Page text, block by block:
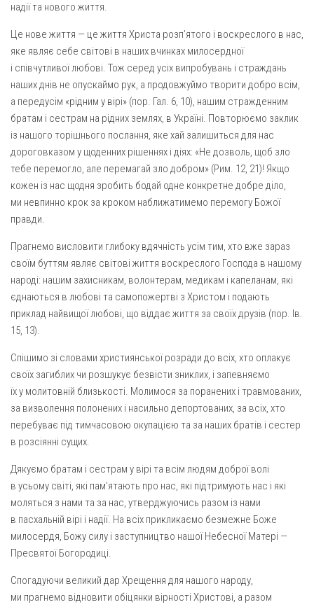
надії та нового життя.
Це нове життя — це життя Христа розп’ятого і воскреслого в нас,
яке являє себе світові в наших вчинках милосердної
і співчутливої любові. Тож серед усіх випробувань і страждань
наших днів не опускаймо рук, а продовжуймо творити добро всім,
а передусім «рідним у вірі» (пор. Гал. 6, 10), нашим стражденним
братам і сестрам на рідних землях, в Україні. Повторюємо заклик
із нашого торішнього послання, яке хай залишиться для нас
дороговказом у щоденних рішеннях і діях: «Не дозволь, щоб зло
тебе перемогло, але перемагай зло добром» (Рим. 12, 21)! Якщо
кожен із нас щодня зробить бодай одне конкретне добре діло,
ми невпинно крок за кроком наближатимемо перемогу Божої
правди.
Прагнемо висловити глибоку вдячність усім тим, хто вже зараз
своїм буттям являє світові життя воскреслого Господа в нашому
народі: нашим захисникам, волонтерам, медикам і капеланам, які
єднаються в любові та самопожертві з Христом і подають
приклад найвищої любові, що віддає життя за своїх друзів (пор. Ів.
15, 13).
Спішимо зі словами християнської розради до всіх, хто оплакує
своїх загиблих чи розшукує безвісти зниклих, і запевняємо
їх у молитовній близькості. Молимося за поранених і травмованих,
за визволення полонених і насильно депортованих, за всіх, хто
перебуває під тимчасовою окупацією та за наших братів і сестер
в розсіянні сущих.
Дякуємо братам і сестрам у вірі та всім людям доброї волі
в усьому світі, які пам’ятають про нас, які підтримують нас і які
моляться з нами та за нас, утверджуючись разом із нами
в пасхальній вірі і надії. На всіх прикликаємо безмежне Боже
милосердя, Божу силу і заступництво нашої Небесної Матері —
Пресвятої Богородиці.
Спогадуючи великий дар Хрещення для нашого народу,
ми прагнемо відновити обіцянки вірності Христові, а разом